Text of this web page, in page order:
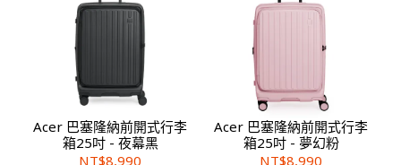
Acer 巴塞隆納前開式行李
箱25吋 - 夜幕黑
NT$8,990
Acer 巴塞隆納前開式行李
箱25吋 - 夢幻粉
NT$8,990